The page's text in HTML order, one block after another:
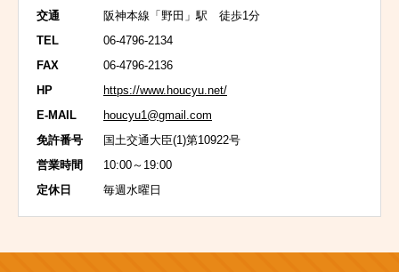
交通
阪神本線「野田」駅 徒歩1分
TEL
06-4796-2134
FAX
06-4796-2136
HP
https://www.houcyu.net/
E-MAIL
houcyu1@gmail.com
免許番号
国土交通大臣(1)第10922号
営業時間
10:00～19:00
定休日
毎週水曜日